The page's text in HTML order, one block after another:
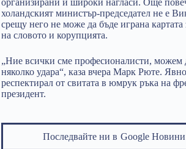
организирани и широки нагласи. Още
холандският министър-председател не е
срещу него не може да бъде играна картата
на словото и корупцията.
„Ние всички сме професионалисти, можем
няколко удара“, каза вчера Марк Рюте.
респектирал от свитата в юмрук ръка на
президент.
Последвайте ни в Google Новини